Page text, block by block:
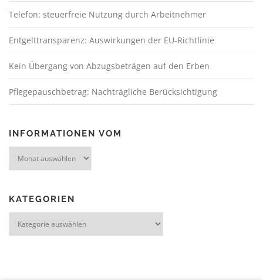
Telefon: steuerfreie Nutzung durch Arbeitnehmer
Entgelttransparenz: Auswirkungen der EU-Richtlinie
Kein Übergang von Abzugsbeträgen auf den Erben
Pflegepauschbetrag: Nachträgliche Berücksichtigung
INFORMATIONEN VOM
KATEGORIEN